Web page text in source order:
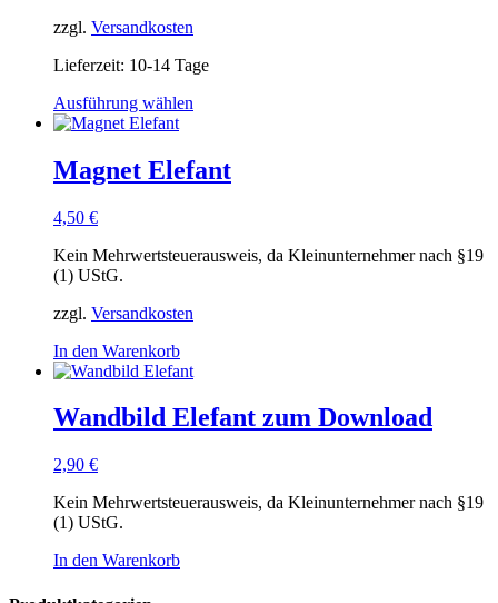
zzgl. Versandkosten
Lieferzeit: 10-14 Tage
Ausführung wählen
mehrere
Varianten
können
Produktseite
Magnet Elefant
4,50 €
Kein Mehrwertsteuerausweis, da Kleinunternehmer nach §19
(1) UStG.
zzgl. Versandkosten
In den Warenkorb
Wandbild Elefant zum Download
2,90 €
Kein Mehrwertsteuerausweis, da Kleinunternehmer nach §19
(1) UStG.
In den Warenkorb